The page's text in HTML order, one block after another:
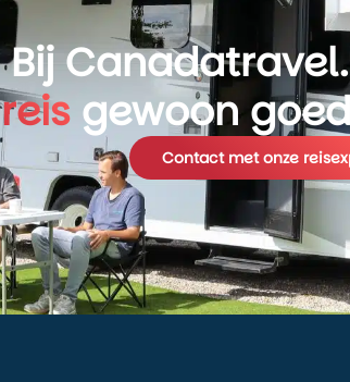
Bij
reis gewoon
Contact met onze